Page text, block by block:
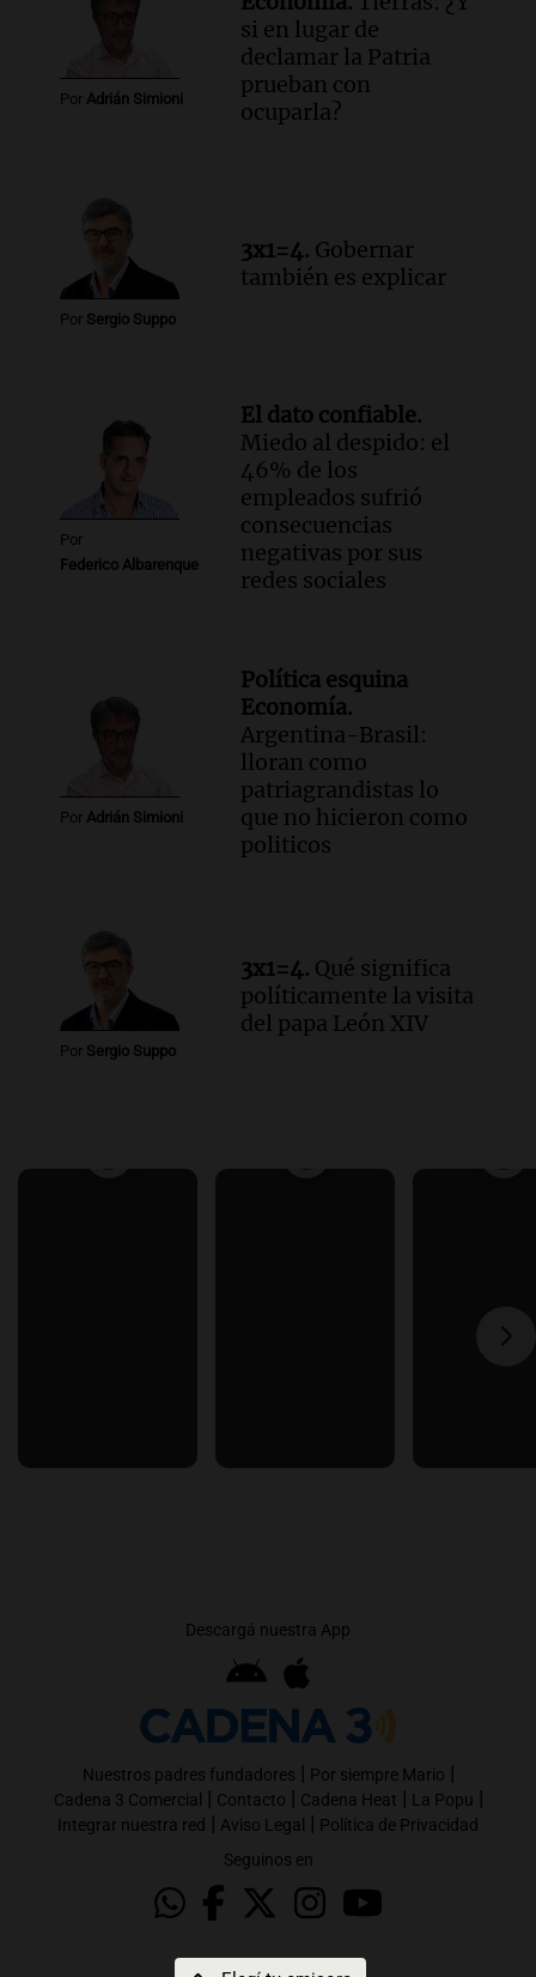
Por Adrián Simioni
si en lugar de
declamar la Patria
prueban con
ocuparla?
Por Sergio Suppo
3x1=4. Gobernar
también es explicar
Por
Federico Albarenque
El dato confiable.
Miedo al despido: el
46% de los
empleados sufrió
consecuencias
negativas por sus
redes sociales
Por Adrián Simioni
Política esquina
Economía.
Argentina-Brasil:
lloran como
patriagrandistas lo
que no hicieron como
politicos
Por Sergio Suppo
3x1=4. Qué significa
políticamente la visita
del papa León XIV
Descargá nuestra App
Nuestros padres fundadores | Por siempre Mario |
Cadena 3 Comercial | Contacto | Cadena Heat | La Popu |
Integrar nuestra red | Aviso Legal | Política de Privacidad
Seguinos en